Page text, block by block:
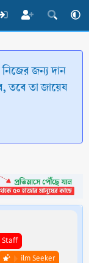
নিজের জন্য দান
তবে তা জায়েয
Staff
ilm Seeker